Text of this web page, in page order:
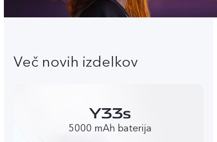
Več novih izdelkov
5000 mAh baterija